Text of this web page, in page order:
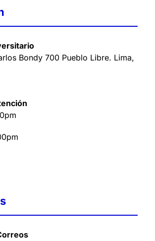
Bondy 700 Pueblo Libre. Lima,